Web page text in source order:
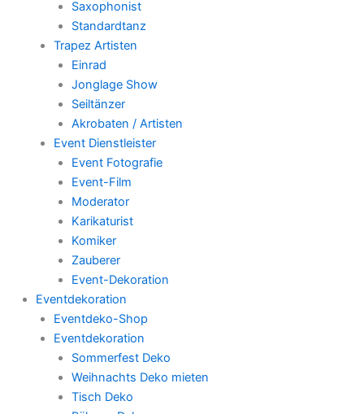
Saxophonist
Standardtanz
Trapez Artisten
Einrad
Jonglage Show
Seiltänzer
Akrobaten / Artisten
Event Dienstleister
Event Fotografie
Event-Film
Moderator
Karikaturist
Komiker
Zauberer
Event-Dekoration
Eventdekoration
Eventdeko-Shop
Eventdekoration
Sommerfest Deko
Weihnachts Deko mieten
Tisch Deko